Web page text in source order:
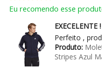
Eu recomendo esse
EXECELENTE !
Perfeito ,
Produto:
Stripes Azul